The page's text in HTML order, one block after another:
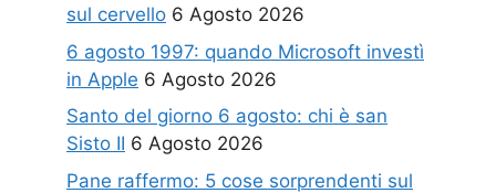
sul cervello 6 Agosto 2026
6 agosto 1997: quando Microsoft investì
in Apple 6 Agosto 2026
Santo del giorno 6 agosto: chi è san
Sisto II 6 Agosto 2026
Pane raffermo: 5 cose sorprendenti sul